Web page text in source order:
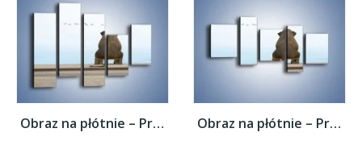
Obraz na płótnie – Przemyślenia słonia w... Obraz na płótnie – Przemyślenia słonia w...